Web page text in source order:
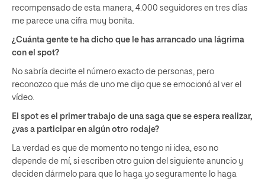
recompensado de esta manera, 4.000 seguidores en tres días
me parece una cifra muy bonita.
¿Cuánta gente te ha dicho que le has arrancado una lágrima
con el spot?
No sabría decirte el número exacto de personas, pero
reconozco que más de uno me dijo que se emocionó al ver el
vídeo.
El spot es el primer trabajo de una saga que se espera realizar,
¿vas a participar en algún otro rodaje?
La verdad es que de momento no tengo ni idea, eso no
depende de mí, si escriben otro guion del siguiente anuncio y
deciden dármelo para que lo haga yo seguramente lo haga